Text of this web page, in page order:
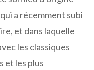
a récemment subi
et dans laquelle
les classiques
et les plus